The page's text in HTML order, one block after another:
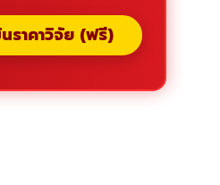
ราคาวิจัย (ฟรี)